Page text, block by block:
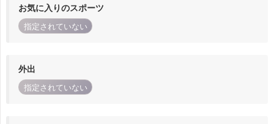
お気に入りのスポーツ
指定されていない
外出
指定されていない